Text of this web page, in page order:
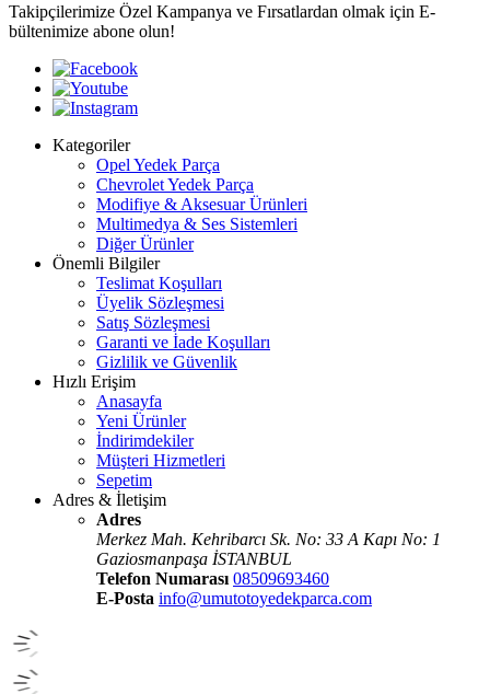
Takipçilerimize Özel Kampanya ve Fırsatlardan olmak için E-
bültenimize abone olun!
Kategoriler
Opel Yedek Parça
Chevrolet Yedek Parça
Modifiye & Aksesuar Ürünleri
Multimedya & Ses Sistemleri
Diğer Ürünler
Önemli Bilgiler
Teslimat Koşulları
Üyelik Sözleşmesi
Satış Sözleşmesi
Garanti ve İade Koşulları
Gizlilik ve Güvenlik
Hızlı Erişim
Anasayfa
Yeni Ürünler
İndirimdekiler
Müşteri Hizmetleri
Sepetim
Adres & İletişim
Adres
Merkez Mah. Kehribarcı Sk. No: 33 A Kapı No: 1
Gaziosmanpaşa İSTANBUL
Telefon Numarası 08509693460
E-Posta info@umutotoyedekparca.com